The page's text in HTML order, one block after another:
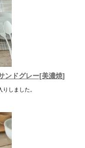
ンドグレー[美濃焼]
しました。